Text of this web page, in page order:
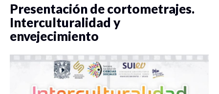
Presentación de cortometrajes.
Interculturalidad y
envejecimiento